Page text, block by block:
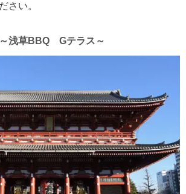
さい。
浅草BBQ Gテラス～